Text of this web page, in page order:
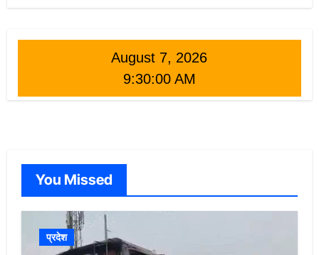
August 7, 2026
9:30:01 AM
You Missed
प्रदेश